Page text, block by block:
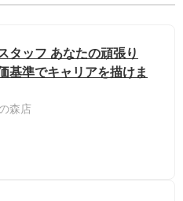
タッフ あなたの頑張り
基準でキャリアを描けま
森店